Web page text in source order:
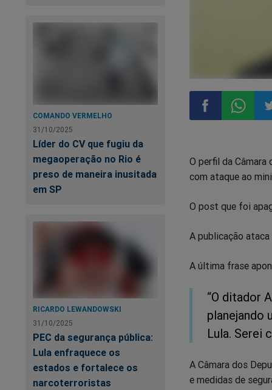
COMANDO VERMELHO
31/10/2025
Líder do CV que fugiu da
megaoperação no Rio é
preso de maneira inusitada
em SP
RICARDO LEWANDOWSKI
31/10/2025
PEC da segurança pública:
Lula enfraquece os
estados e fortalece os
narcoterroristas
no
no
O perfil da
com ataque ao
O post que foi
A publicação ataca
A última frase
“O ditador
planejando
Lula. Serei
A Câmara dos
e medidas de